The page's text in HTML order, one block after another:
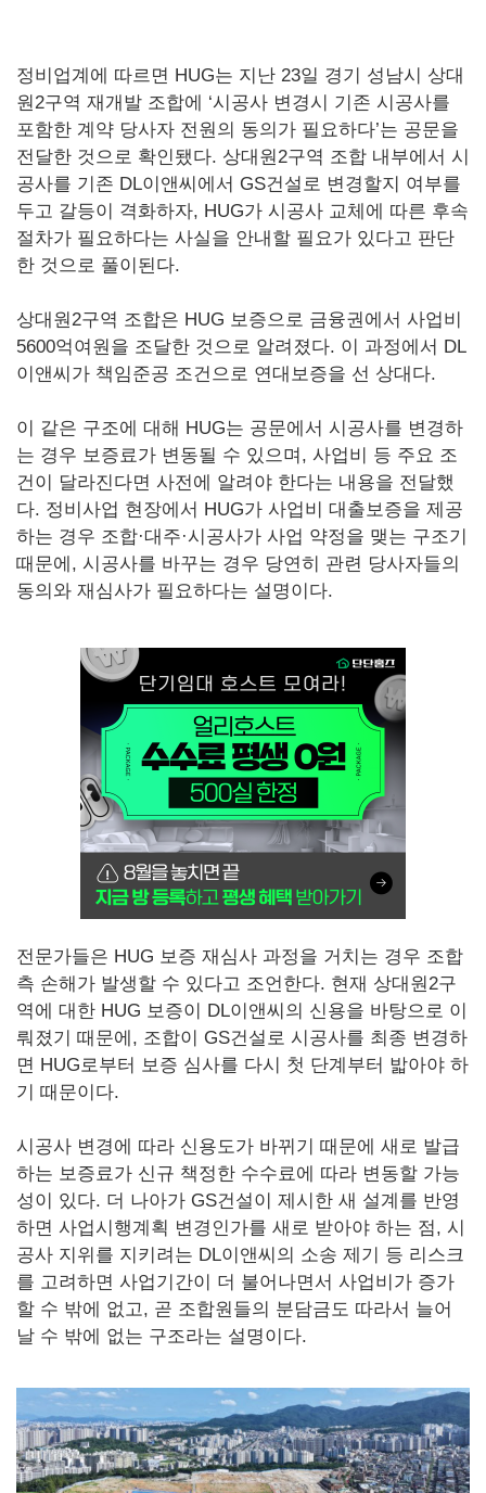
정비업계에 따르면 HUG는 지난 23일 경기 성남시 상대
원2구역 재개발 조합에 ‘시공사 변경시 기존 시공사를
포함한 계약 당사자 전원의 동의가 필요하다’는 공문을
전달한 것으로 확인됐다. 상대원2구역 조합 내부에서 시
공사를 기존 DL이앤씨에서 GS건설로 변경할지 여부를
두고 갈등이 격화하자, HUG가 시공사 교체에 따른 후속
절차가 필요하다는 사실을 안내할 필요가 있다고 판단
한 것으로 풀이된다.
상대원2구역 조합은 HUG 보증으로 금융권에서 사업비
5600억여원을 조달한 것으로 알려졌다. 이 과정에서 DL
이앤씨가 책임준공 조건으로 연대보증을 선 상대다.
이 같은 구조에 대해 HUG는 공문에서 시공사를 변경하
는 경우 보증료가 변동될 수 있으며, 사업비 등 주요 조
건이 달라진다면 사전에 알려야 한다는 내용을 전달했
다. 정비사업 현장에서 HUG가 사업비 대출보증을 제공
하는 경우 조합·대주·시공사가 사업 약정을 맺는 구조기
때문에, 시공사를 바꾸는 경우 당연히 관련 당사자들의
동의와 재심사가 필요하다는 설명이다.
전문가들은 HUG 보증 재심사 과정을 거치는 경우 조합
측 손해가 발생할 수 있다고 조언한다. 현재 상대원2구
역에 대한 HUG 보증이 DL이앤씨의 신용을 바탕으로 이
뤄졌기 때문에, 조합이 GS건설로 시공사를 최종 변경하
면 HUG로부터 보증 심사를 다시 첫 단계부터 밟아야 하
기 때문이다.
시공사 변경에 따라 신용도가 바뀌기 때문에 새로 발급
하는 보증료가 신규 책정한 수수료에 따라 변동할 가능
성이 있다. 더 나아가 GS건설이 제시한 새 설계를 반영
하면 사업시행계획 변경인가를 새로 받아야 하는 점, 시
공사 지위를 지키려는 DL이앤씨의 소송 제기 등 리스크
를 고려하면 사업기간이 더 불어나면서 사업비가 증가
할 수 밖에 없고, 곧 조합원들의 분담금도 따라서 늘어
날 수 밖에 없는 구조라는 설명이다.